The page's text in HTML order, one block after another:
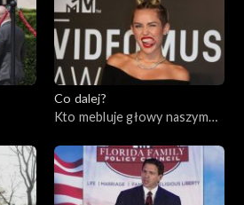
Co dalej?
Kto mebluje głowy naszym